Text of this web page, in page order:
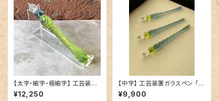
【太字・細字・極細字】 工芸装置
ガラスペン 「 シン・サイダーかん
2号 ショート（ メロンソーダ ）」
¥12,250
【中字】 工芸装置ガラスペン 「
シン・サイダーかん 1号 ロング（
¥9,900